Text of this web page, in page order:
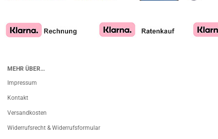
MEHR ÜBER...
Impressum
Kontakt
Versandkosten
Widerrufsrecht & Widerrufsformular